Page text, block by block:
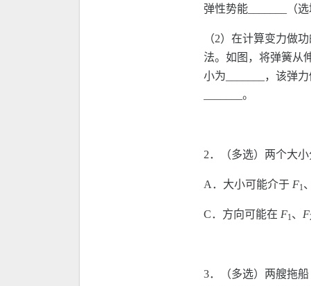
弹性势能_______（选
（2）在计算变力做
法。如图，将弹簧从
小为_______，该弹
_______。
2．（多选）两个大
A．大小可能介于 F1、
C．方向可能在 F1、 F
3．（多选）两艘拖